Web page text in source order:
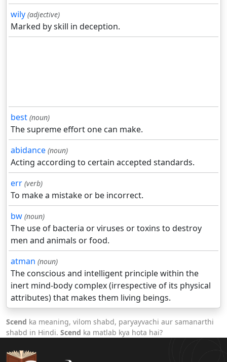
wily (adjective)
Marked by skill in deception.
best (noun)
The supreme effort one can make.
abidance (noun)
Acting according to certain accepted standards.
err (verb)
To make a mistake or be incorrect.
bw (noun)
The use of bacteria or viruses or toxins to destroy
men and animals or food.
atman (noun)
The conscious and intelligent principle within the
inert mind-body complex (irrespective of its physical
attributes) that makes them living beings.
Scend ka meaning, vilom shabd, paryayvachi aur samanarthi
shabd in Hindi. Scend ka matlab kya hota hai?